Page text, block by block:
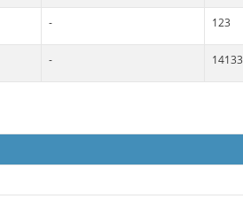
- 123
- 14133